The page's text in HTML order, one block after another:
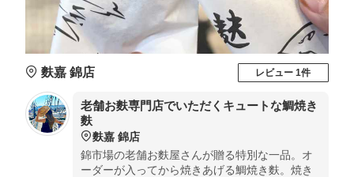
麩嘉 錦店 レビュー 1件
老舗お麩専門店でいただくキュートな鯛焼き
麩
麩嘉 錦店
錦市場の老舗お麩屋さんが贈る特別な一品。オ
ーダーが入ってから焼きあげる鯛焼き麩。焼き